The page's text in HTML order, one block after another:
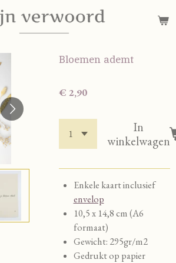
Bloemen ademt
€ 2,90
In
winkelwagen
Enkele kaart inclusief
envelop
10,5 x 14,8 cm (A6
formaat)
Gewicht: 295gr/m2
Gedrukt op papier